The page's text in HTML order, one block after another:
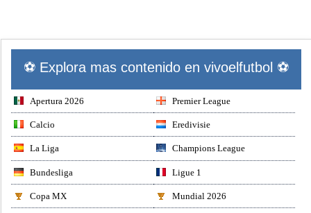
⚽ Explora mas contenido en vivoelfutbol ⚽
Apertura 2026 Premier League
Calcio Eredivisie
La Liga Champions League
Bundesliga Ligue 1
Copa MX Mundial 2026